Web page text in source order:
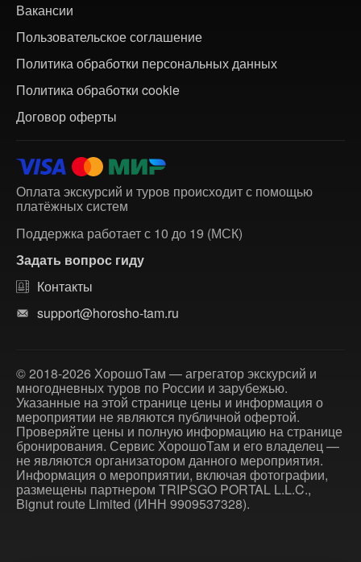
Вакансии
Пользовательское соглашение
Политика обработки персональных данных
Политика обработки cookie
Договор оферты
Оплата экскурсий и туров происходит с помощью
платёжных систем
Поддержка работает с 10 до 19 (МСК)
Задать вопрос гиду
Контакты
support@horosho-tam.ru
© 2018-2026 ХорошоТам — агрегатор экскурсий и
многодневных туров по России и зарубежью.
Указанные на этой странице цены и информация о
мероприятии не являются публичной офертой.
Проверяйте цены и полную информацию на странице
бронирования. Сервис ХорошоТам и его владелец —
не являются организатором данного мероприятия.
Информация о мероприятии, включая фотографии,
размещены партнером TRIPSGO PORTAL L.L.C.,
Bignut route Limited (ИНН 9909537328).